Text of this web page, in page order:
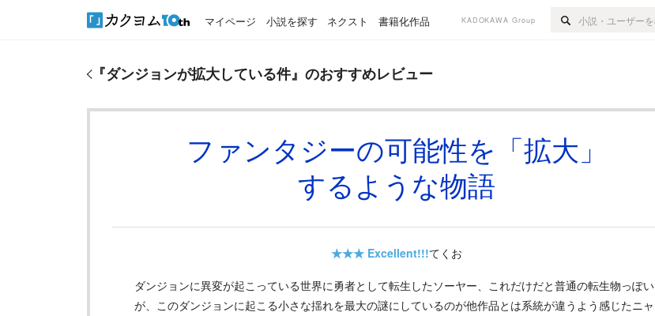
マイページ 小説を探す ネクスト 書籍化作品 KADOKAWA Group
『ダンジョンが拡大している件』のおすすめレビュー
ファンタジーの可能性を「拡大」
するような物語
★★★ Excellent!!!てくお
ダンジョンに異変が起こっている世界に勇者として転生したソーヤー、これだけだと普通の転生物っぽい
が、このダンジョンに起こる小さな揺れを最大の謎にしているのが他作品とは系統が違うよう感じたニャ